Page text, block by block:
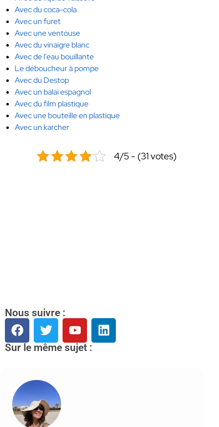
Avec du coca-cola
Avec un furet
Avec une ventouse
Avec du vinaigre blanc
Avec de l’eau bouillante
Le déboucheur à pompe
Avec du Destop
Avec un balai espagnol
Avec du film plastique
Avec une bouteille en plastique
Avec un karcher
4/5 - (31 votes)
Nous suivre :
Sur le même sujet :